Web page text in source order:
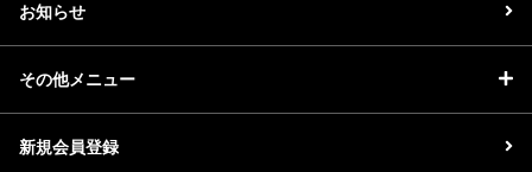
お知らせ
その他メニュー
新規会員登録